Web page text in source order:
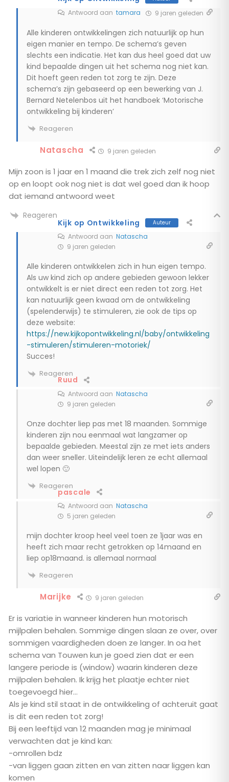
Antwoord aan tamara 9 jaren geleden
Alle kinderen ontwikkelingen zich natuurlijk op hun
eigen manier en tempo. De schema’s geven
slechts een indicatie. Het kan dus heel goed dat uw
kind bepaalde dingen uit het schema nog niet kan.
Dit hoeft geen reden tot zorg te zijn. Deze
schema’s zijn gebaseerd op een bewerking van J.
Bernard Netelenbos uit het handboek ‘Motorische
ontwikkeling bij kinderen’
Reageren
Natascha 9 jaren geleden
Mijn zoon is 1 jaar en 1 maand die trek zich zelf nog niet
op en loopt ook nog niet is dat wel goed dan ik hoop
dat iemand antwoord weet
Reageren
Kijk op Ontwikkeling Auteur
Antwoord aan Natascha
9 jaren geleden
Alle kinderen ontwikkelen zich in hun eigen tempo.
Als uw kind zich op andere gebieden gewoon lekker
ontwikkelt is er niet direct een reden tot zorg. Het
kan natuurlijk geen kwaad om de ontwikkeling
(spelenderwijs) te stimuleren, zie ook de tips op
deze website:
https://new.kijkopontwikkeling.nl/baby/ontwikkeling
-stimuleren/stimuleren-motoriek/
Succes!
Reageren
Ruud
Antwoord aan Natascha
9 jaren geleden
Onze dochter liep pas met 18 maanden. Sommige
kinderen zijn nou eenmaal wat langzamer op
bepaalde gebieden. Meestal zijn ze met iets anders
dan weer sneller. Uiteindelijk leren ze echt allemaal
wel lopen 🙂
Reageren
pascale
Antwoord aan Natascha
5 jaren geleden
mijn dochter kroop heel veel toen ze 1jaar was en
heeft zich maar recht getrokken op 14maand en
liep op18maand. is allemaal normaal
Reageren
Marijke 9 jaren geleden
Er is variatie in wanneer kinderen hun motorisch
mijlpalen behalen. Sommige dingen slaan ze over, over
sommigen vaardigheden doen ze langer. In oa het
schema van Touwen kun je goed zien dat er een
langere periode is (window) waarin kinderen deze
mijlpalen behalen. Ik krijg het plaatje echter niet
toegevoegd hier…
Als je kind stil staat in de ontwikkeling of achteruit gaat
is dit een reden tot zorg!
Bij een leeftijd van 12 maanden mag je minimaal
verwachten dat je kind kan:
-omrollen bdz
-van liggen gaan zitten en van zitten naar liggen kan
komen